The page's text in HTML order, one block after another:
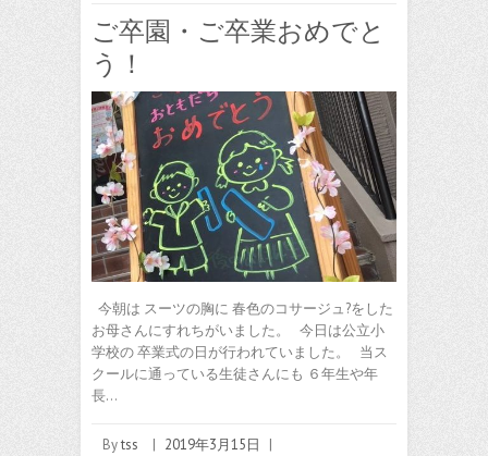
ご卒園・ご卒業おめでと
う！
今朝は スーツの胸に 春色のコサージュ?をした
お母さんにすれちがいました。 今日は公立小
学校の 卒業式の日が行われていました。 当ス
クールに通っている生徒さんにも ６年生や年
長…
Bytss | 2019年3月15日
|